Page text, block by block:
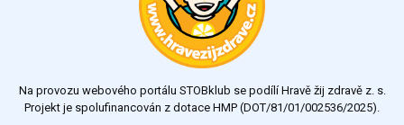
Na provozu webového portálu STOBklub se podílí Hravě žij zdravě z. s.
Projekt je spolufinancován z dotace HMP (DOT/81/01/002536/2025).